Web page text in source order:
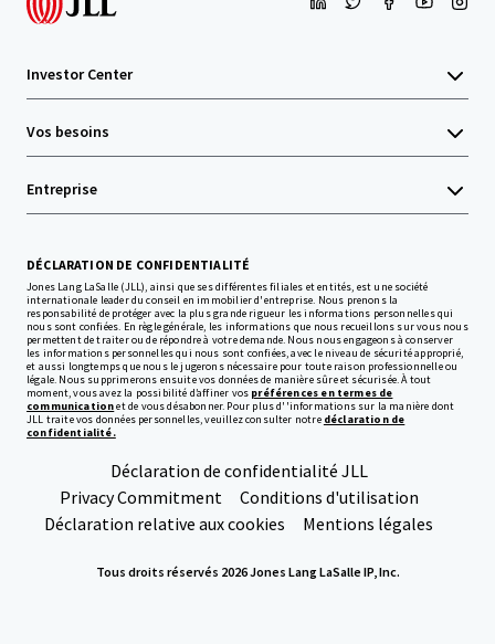
Investor Center
Vos besoins
Entreprise
DÉCLARATION DE CONFIDENTIALITÉ
Jones Lang LaSalle (JLL), ainsi que ses différentes filiales et entités, est une société
internationale leader du conseil en immobilier d'entreprise. Nous prenons la
responsabilité de protéger avec la plus grande rigueur les informations personnelles qui
nous sont confiées. En règle générale, les informations que nous recueillons sur vous nous
permettent de traiter ou de répondre à votre demande. Nous nous engageons à conserver
les informations personnelles qui nous sont confiées, avec le niveau de sécurité approprié,
et aussi longtemps que nous le jugerons nécessaire pour toute raison professionnelle ou
légale. Nous supprimerons ensuite vos données de manière sûre et sécurisée. À tout
moment, vous avez la possibilité d’affiner vos préférences en termes de
communicationet de vous désabonner. Pour plus d''informations sur la manière dont
JLL traite vos données personnelles, veuillez consulter notre déclaration de
confidentialité.
Déclaration de confidentialité JLL
Privacy Commitment
Conditions d'utilisation
Déclaration relative aux cookies
Mentions légales
Tous droits réservés 2026 Jones Lang LaSalle IP, Inc.